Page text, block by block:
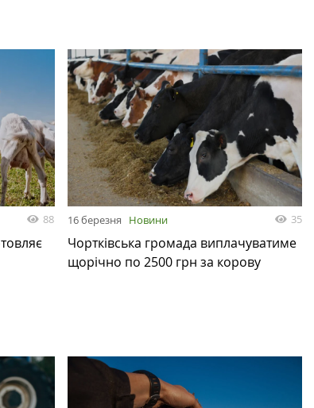
88 16 березня Новини 35
Чортківська громада виплачуватиме
щорічно по 2500 грн за корову